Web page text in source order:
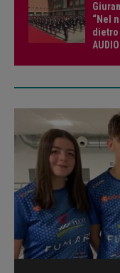
“Nel
dietro